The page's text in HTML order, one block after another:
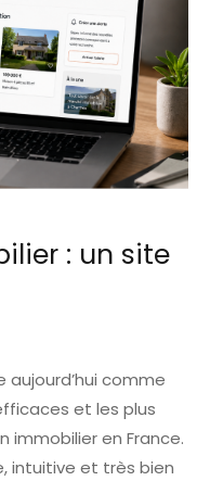
: un site
aujourd’hui comme
et les plus
immobilier en France.
intuitive et très bien